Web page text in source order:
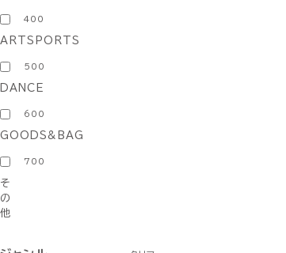
400
ARTSPORTS
500
DANCE
600
GOODS&BAG
700
そ
の
他